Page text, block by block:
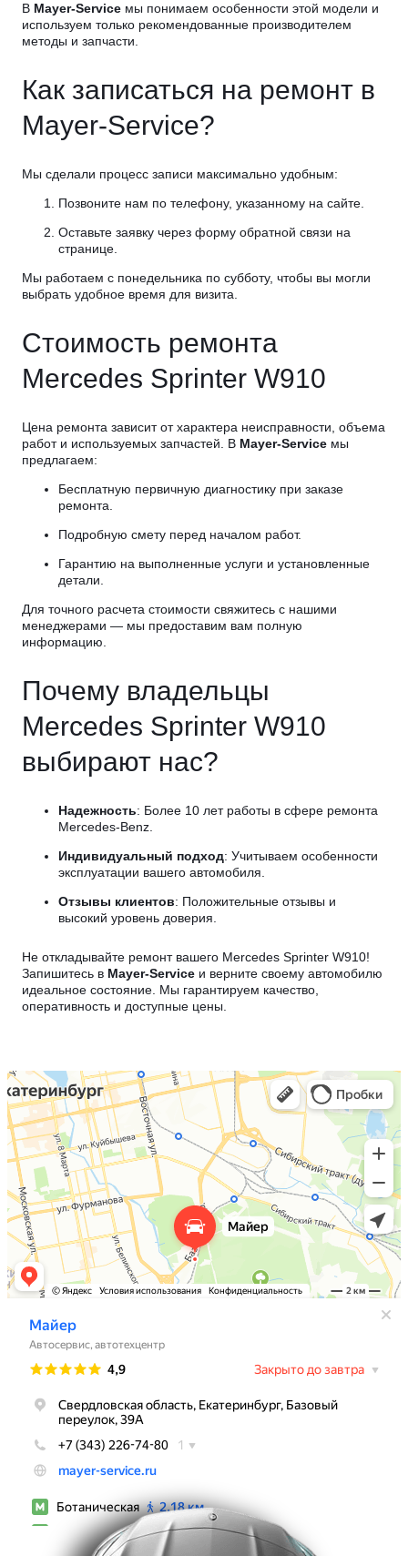
В Mayer-Service мы понимаем особенности этой модели и
используем только рекомендованные производителем
методы и запчасти.
Как записаться на ремонт в
Mayer-Service?
Мы сделали процесс записи максимально удобным:
Позвоните нам по телефону, указанному на сайте.
Оставьте заявку через форму обратной связи на
странице.
Мы работаем с понедельника по субботу, чтобы вы могли
выбрать удобное время для визита.
Стоимость ремонта
Mercedes Sprinter W910
Цена ремонта зависит от характера неисправности, объема
работ и используемых запчастей. В Mayer-Service мы
предлагаем:
Бесплатную первичную диагностику при заказе
ремонта.
Подробную смету перед началом работ.
Гарантию на выполненные услуги и установленные
детали.
Для точного расчета стоимости свяжитесь с нашими
менеджерами — мы предоставим вам полную
информацию.
Почему владельцы
Mercedes Sprinter W910
выбирают нас?
Надежность: Более 10 лет работы в сфере ремонта
Mercedes-Benz.
Индивидуальный подход: Учитываем особенности
эксплуатации вашего автомобиля.
Отзывы клиентов: Положительные отзывы и
высокий уровень доверия.
Не откладывайте ремонт вашего Mercedes Sprinter W910!
Запишитесь в Mayer-Service и верните своему автомобилю
идеальное состояние. Мы гарантируем качество,
оперативность и доступные цены.